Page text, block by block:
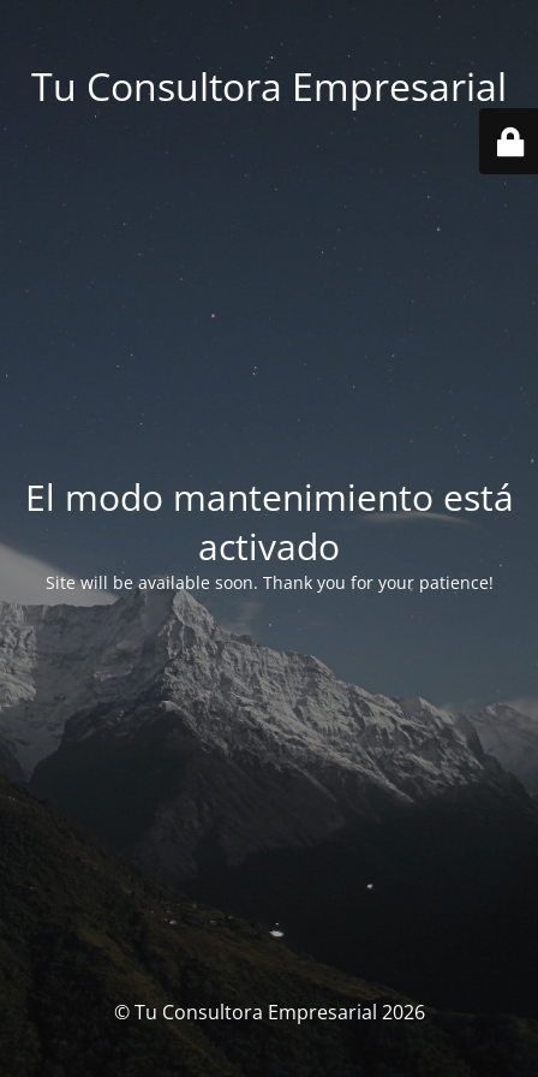
Tu Consultora Empresarial
El modo mantenimiento está
activado
Site will be available soon. Thank you for your patience!
© Tu Consultora Empresarial 2026